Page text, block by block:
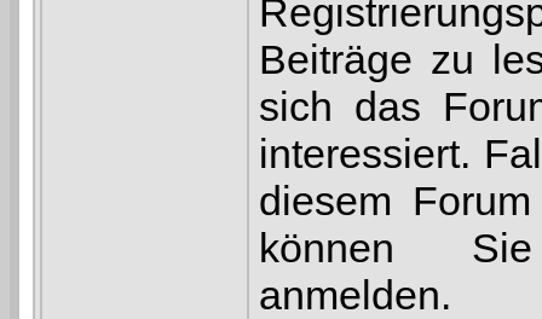
Beiträge zu
sich das
interessiert.
diesem
können
anmelden.